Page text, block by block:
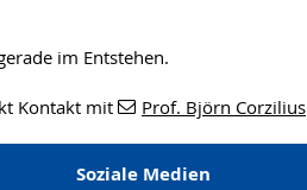
im Entstehen.
Kontakt mit Prof. Björn Corzilius
Soziale Medien